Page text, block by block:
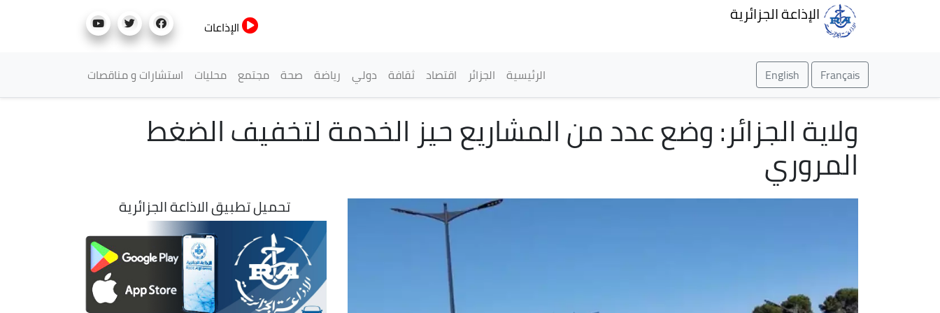
الإذاعة الجزائرية
الإذاعات
Français
English القائمة الرئيسية
الرئيسية الجزائر اقتصاد ثقافة دولي رياضة صحة مجتمع محليات استشارات و مناقصات
ولاية الجزائر: وضع عدد من المشاريع حيز الخدمة لتخفيف الضغط
المروري
تحميل تطبيق الاذاعة الجزائرية